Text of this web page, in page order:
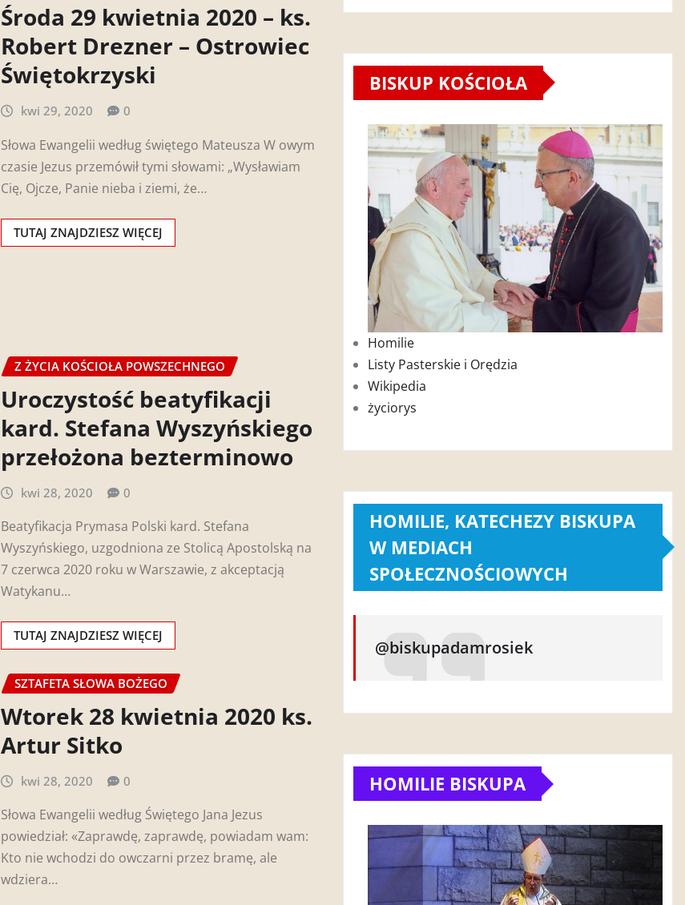
Środa 29 kwietnia 2020 – ks.
Robert Drezner – Ostrowiec
Świętokrzyski
kwi 29, 2020 0
Słowa Ewangelii według świętego Mateusza W owym
czasie Jezus przemówił tymi słowami: „Wysławiam
Cię, Ojcze, Panie nieba i ziemi, że…
TUTAJ ZNAJDZIESZ WIĘCEJ
Z ŻYCIA KOŚCIOŁA POWSZECHNEGO
Uroczystość beatyfikacji
kard. Stefana Wyszyńskiego
przełożona bezterminowo
kwi 28, 2020 0
Beatyfikacja Prymasa Polski kard. Stefana
Wyszyńskiego, uzgodniona ze Stolicą Apostolską na
7 czerwca 2020 roku w Warszawie, z akceptacją
Watykanu…
TUTAJ ZNAJDZIESZ WIĘCEJ
SZTAFETA SŁOWA BOŻEGO
Wtorek 28 kwietnia 2020 ks.
Artur Sitko
kwi 28, 2020 0
Słowa Ewangelii według Świętego Jana Jezus
powiedział: «Zaprawdę, zaprawdę, powiadam wam:
Kto nie wchodzi do owczarni przez bramę, ale
wdziera…
BISKUP KOŚCIOŁA
Homilie
Listy Pasterskie i Orędzia
Wikipedia
życiorys
HOMILIE, KATECHEZY BISKUPA
W MEDIACH
SPOŁECZNOŚCIOWYCH
@biskupadamrosiek
HOMILIE BISKUPA